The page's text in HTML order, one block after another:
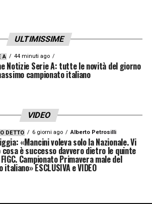
ULTIMISSIME
A 44 minuti ago
Notizie Serie A: tutte le novità del giorno
campionato italiano
VIDEO
DETTO 6 giorni ago Alberto Petrosilli
«Mancini voleva solo la Nazionale. Vi
cosa è successo davvero dietro le quinte
Campionato Primavera male del
italiano» ESCLUSIVA e VIDEO